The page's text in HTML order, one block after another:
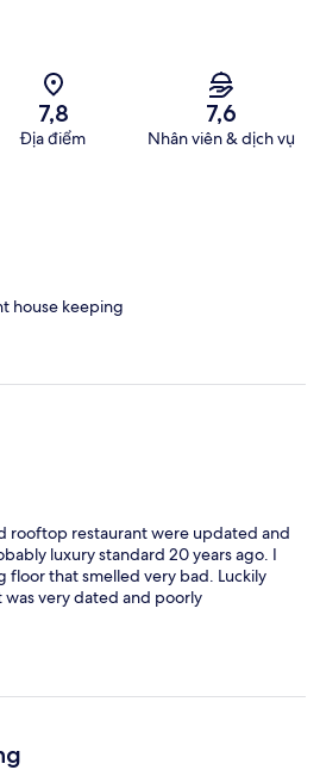
7,8
Địa điểm
7,6
Nhân viên & dịch vụ
house keeping
rooftop restaurant were updated and
luxury standard 20 years ago. I
floor that smelled very bad. Luckily
very dated and poorly